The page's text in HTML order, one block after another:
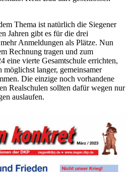
Thema ist natürlich die Siegener
Jahren gibt es für die drei
Anmeldungen als Plätze. Nun
Rechnung tragen und zum
eine vierte Gesamtschule errichten,
langer, gemeinsamer
Die einzige noch vorhandene
Realschulen sollten dafür wegen nur
auslaufen.